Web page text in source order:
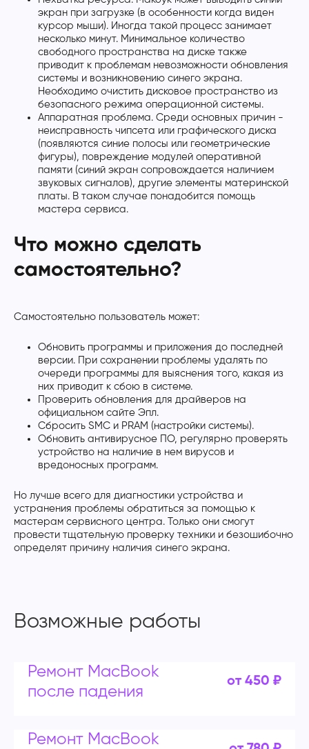
экран при загрузке (в особенности когда виден
курсор мыши). Иногда такой процесс занимает
несколько минут. Минимальное количество
свободного пространства на диске также
приводит к проблемам невозможности обновления
системы и возникновению синего экрана.
Необходимо очистить дисковое пространство из
безопасного режима операционной системы.
Аппаратная проблема. Среди основных причин -
неисправность чипсета или графического диска
(появляются синие полосы или геометрические
фигуры), повреждение модулей оперативной
памяти (синий экран сопровождается наличием
звуковых сигналов), другие элементы материнской
платы. В таком случае понадобится помощь
мастера сервиса.
Что можно сделать
самостоятельно?
Самостоятельно пользователь может:
Обновить программы и приложения до последней
версии. При сохранении проблемы удалять по
очереди программы для выяснения того, какая из
них приводит к сбою в системе.
Проверить обновления для драйверов на
официальном сайте Эпл.
Сбросить SMC и PRAM (настройки системы).
Обновить антивирусное ПО, регулярно проверять
устройство на наличие в нем вирусов и
вредоносных программ.
Но лучше всего для диагностики устройства и
устранения проблемы обратиться за помощью к
мастерам сервисного центра. Только они смогут
провести тщательную проверку техники и безошибочно
определят причину наличия синего экрана.
Возможные работы
Ремонт MacBook
после падения
от 450 ₽
Ремонт MacBook